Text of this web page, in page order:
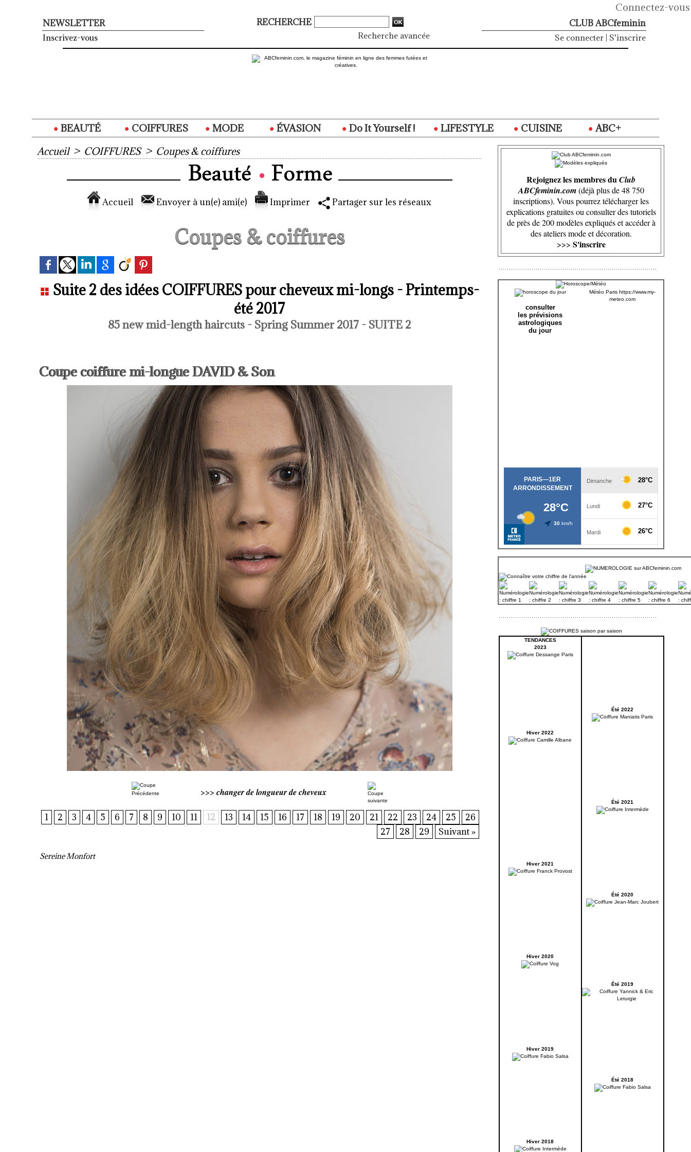
Connectez-vous
NEWSLETTER
Inscrivez-vous
RECHERCHE
Recherche avancée
CLUB ABCfeminin
Se connecter S'inscrire
BEAUTÉ COIFFURES MODE ÉVASION Do It Yourself ! LIFESTYLE CUISINE
ABC+
Accueil > COIFFURES > Coupes & coiffures
Accueil Envoyer à un(e) ami(e) Imprimer Partager sur les réseaux
Coupes & coiffures
Suite 2 des idées COIFFURES pour cheveux mi-longs - Printemps-
été 2017
85 new mid-length haircuts - Spring Summer 2017 - SUITE 2
Coupe coiffure mi-longue DAVID & Son
>>> changer de longueur de cheveux
1 2 3 4 5 6 7 8 9 10 11 12 13 14 15 16 17 18 19 20 21 22 23 24 25
26
27
28 29 Suivant »
Sereine Monfort
Rejoignez les membres duClub
ABCfeminin.com(déjà plus de 48 750
inscriptions). Vous pourrez télécharger les
explications gratuites ou consulter des tutoriels
de près de 200 modèles expliqués et accéder à
des ateliers mode et décoration.
>>> S'inscrire
consulter
les prévisions
astrologiques
du jour
Météo Paris https://www.my-
meteo.com
TENDANCES
2023
Hiver 2022
Hiver 2021
Hiver 2020
Hiver 2019
Hiver 2018
Été 2022
Été 2021
Été 2020
Été 2019
Été 2018